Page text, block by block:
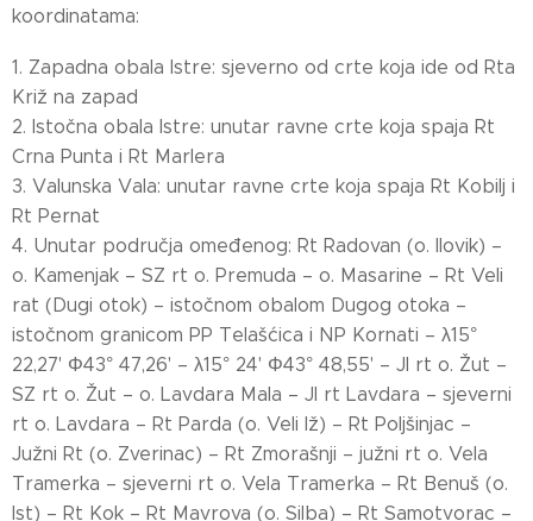
koordinatama:
1. Zapadna obala Istre: sjeverno od crte koja ide od Rta
Križ na zapad
2. Istočna obala Istre: unutar ravne crte koja spaja Rt
Crna Punta i Rt Marlera
3. Valunska Vala: unutar ravne crte koja spaja Rt Kobilj i
Rt Pernat
4. Unutar područja omeđenog: Rt Radovan (o. Ilovik) –
o. Kamenjak – SZ rt o. Premuda – o. Masarine – Rt Veli
rat (Dugi otok) – istočnom obalom Dugog otoka –
istočnom granicom PP Telašćica i NP Kornati – λ15°
22,27' Φ43° 47,26' – λ15° 24' Φ43° 48,55' – JI rt o. Žut –
SZ rt o. Žut – o. Lavdara Mala – JI rt Lavdara – sjeverni
rt o. Lavdara – Rt Parda (o. Veli Iž) – Rt Poljšinjac –
Južni Rt (o. Zverinac) – Rt Zmorašnji – južni rt o. Vela
Tramerka – sjeverni rt o. Vela Tramerka – Rt Benuš (o.
Ist) – Rt Kok – Rt Mavrova (o. Silba) – Rt Samotvorac –